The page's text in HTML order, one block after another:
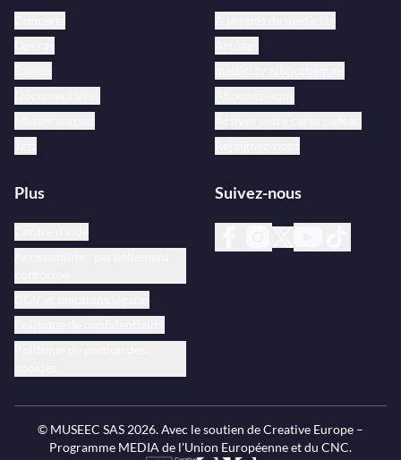
Plus Suivez-nous
© MUSEEC SAS 2026. Avec le soutien de Creative Europe –
Programme MEDIA de l'Union Européenne et du CNC.